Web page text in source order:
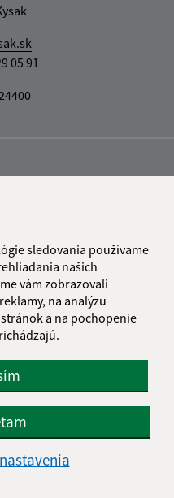
sledovania používame
našich
vám zobrazovali
na analýzu
a na pochopenie
05 91
údajov